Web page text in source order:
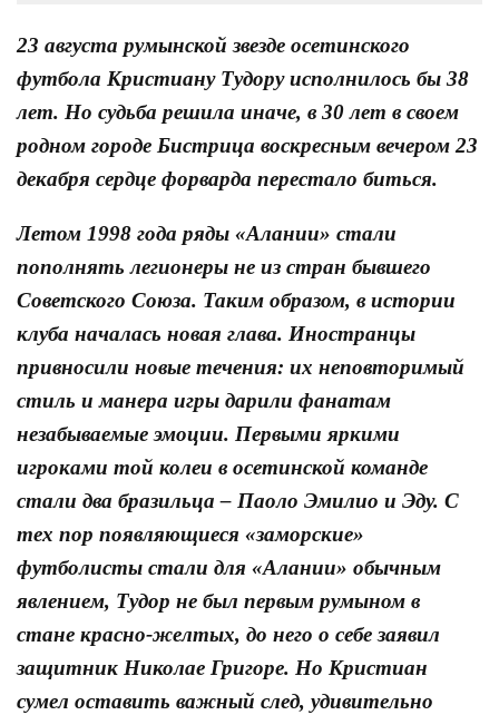
23 августа румынской звезде осетинского
футбола Кристиану Тудору исполнилось бы 38
лет. Но судьба решила иначе, в 30 лет в своем
родном городе Бистрица воскресным вечером 23
декабря сердце форварда перестало биться.
Летом 1998 года ряды «Алании» стали
пополнять легионеры не из стран бывшего
Советского Союза. Таким образом, в истории
клуба началась новая глава. Иностранцы
привносили новые течения: их неповторимый
стиль и манера игры дарили фанатам
незабываемые эмоции. Первыми яркими
игроками той колеи в осетинской команде
стали два бразильца – Паоло Эмилио и Эду. С
тех пор появляющиеся «заморские»
футболисты стали для «Алании» обычным
явлением, Тудор не был первым румыном в
стане красно-желтых, до него о себе заявил
защитник Николае Григоре. Но Кристиан
сумел оставить важный след, удивительно